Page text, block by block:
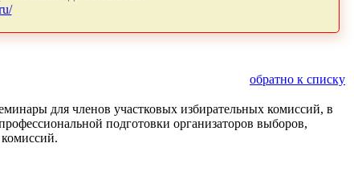
обратно к списку
для членов участковых избирательных комиссий, в
подготовки организаторов выборов,